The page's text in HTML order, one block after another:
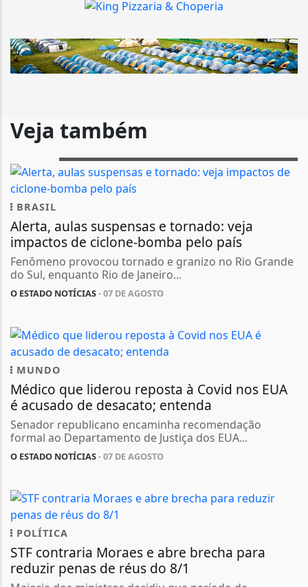
Veja também
BRASIL
Alerta, aulas suspensas e tornado: veja
impactos de ciclone-bomba pelo país
Fenômeno provocou tornado e granizo no Rio Grande
do Sul, enquanto Rio de Janeiro...
O ESTADO NOTÍCIAS- 07 DE AGOSTO
MUNDO
Médico que liderou reposta à Covid nos EUA
é acusado de desacato; entenda
Senador republicano encaminha recomendação
formal ao Departamento de Justiça dos EUA...
O ESTADO NOTÍCIAS- 07 DE AGOSTO
POLÍTICA
STF contraria Moraes e abre brecha para
reduzir penas de réus do 8/1